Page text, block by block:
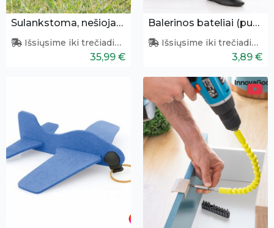
Sulankstoma, nešiojama kepsninė
Išsiųsime iki trečiadienio
35,99 €
Balerinos bateliai (puantai)
Išsiųsime iki trečiadienio
3,89 €